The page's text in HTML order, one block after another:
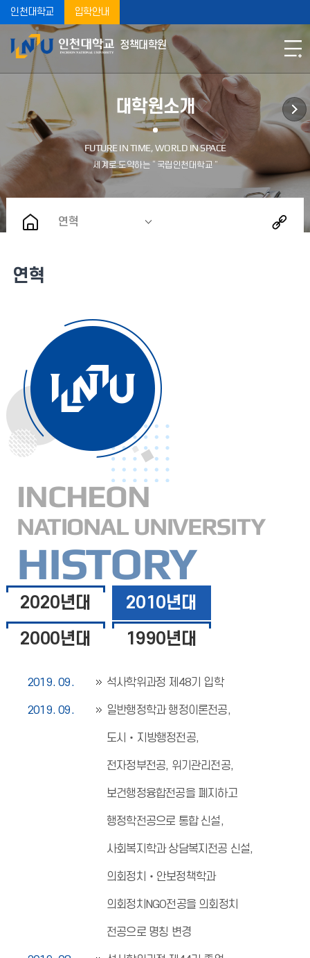
인천대학교 입학안내
정책대학원
대학원소개
연혁
연혁
INCHEON
NATIONAL UNIVERSITY
HISTORY
2020년대
2010년대
2000년대
1990년대
2019. 09. 석사학위과정 제48기 입학
2019. 09. 일반행정학과 행정이론전공,
도시‧지방행정전공,
전자정부전공, 위기관리전공,
보건행정융합전공을 폐지하고
행정학전공으로 통합 신설,
사회복지학과 상담복지전공 신설,
의회정치‧안보정책학과
의회정치NGO전공을 의회정치
전공으로 명칭 변경